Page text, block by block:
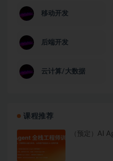
移动开发
后端开发
云计算/大数据
课程推荐
（预定）AI